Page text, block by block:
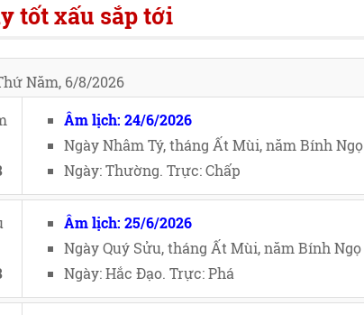
tốt xấu sắp tới
Năm, 6/8/2026
Âm lịch: 24/6/2026
Ngày Nhâm Tý, tháng Ất Mùi, năm Bính Ngọ
Ngày: Thường. Trực: Chấp
Âm lịch: 25/6/2026
Ngày Quý Sửu, tháng Ất Mùi, năm Bính Ngọ
Ngày: Hắc Đạo. Trực: Phá